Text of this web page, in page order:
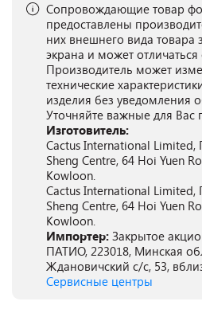
Сопровождающие товар
предоставлены
них внешнего вида товара
экрана и может
Производитель может
технические
изделия без уведомления
Уточняйте важные для Вас
Изготовитель:
Cactus International Limited,
Sheng Centre, 64 Hoi Yuen
Kowloon.
Cactus International Limited,
Sheng Centre, 64 Hoi Yuen
Kowloon.
Импортер: Закрытое
ПАТИО, 223018, Минская
Ждановичский с/с, 53,
Сервисные центры